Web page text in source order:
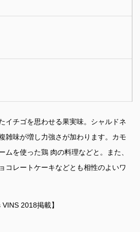
イチゴを思わせる果実味。シャルドネ
雑味が増し力強さが加わります。カモ
ムを使った鶏 肉の料理などと。また、
コレートケーキなどとも相性のよいワ
2018掲載】